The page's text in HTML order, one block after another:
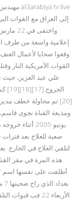
القوات الأمريكية النار
علي عبد العزيز، حيث
[20] ثم محاولة خطف
صعبة للعلاج بعد
لتلقي العلاج في
أطلقت على نفسها اسم